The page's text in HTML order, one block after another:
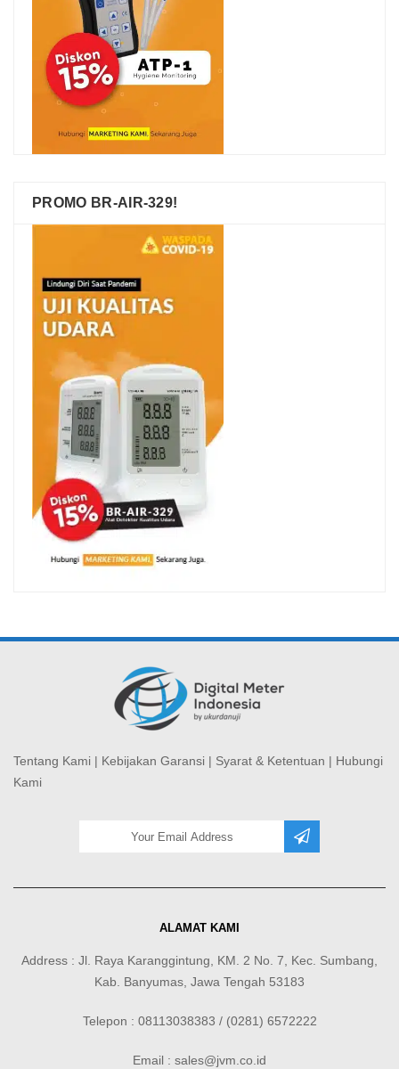
PROMO BR-AIR-329!
Tentang Kami | Kebijakan Garansi | Syarat & Ketentuan | Hubungi
Kami
ALAMAT KAMI
Address : Jl. Raya Karanggintung, KM. 2 No. 7, Kec. Sumbang,
Kab. Banyumas, Jawa Tengah 53183
Telepon : 08113038383 / (0281) 6572222
Email : sales@jvm.co.id